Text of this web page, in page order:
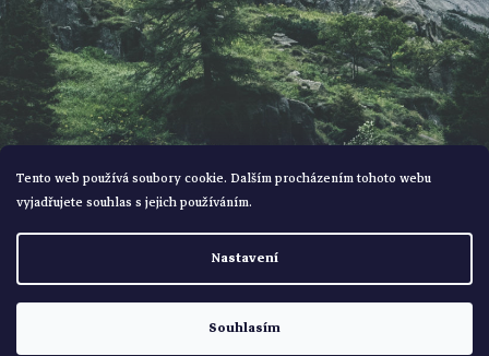
Tento web používá soubory cookie. Dalším procházením tohoto webu
vyjadřujete souhlas s jejich používáním.
Nastavení
Souhlasím
Vytvořil Shoptet
Bohemialov. Všechna práva vyhrazena.